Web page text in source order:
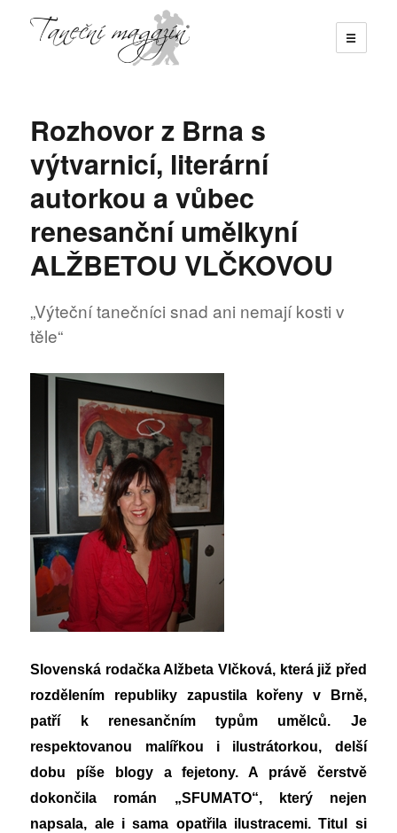
☰
Rozhovor z Brna s
výtvarnicí, literární
autorkou a vůbec
renesanční umělkyní
ALŽBETOU VLČKOVOU
„Výteční tanečníci snad ani nemají kosti v
těle“
Slovenská rodačka Alžbeta Vlčková, která již před
rozdělením republiky zapustila
kořeny v Brně,
patří k renesančním typům umělců. Je
respektovanou
malířkou i ilustrátorkou, delší
dobu píše blogy a fejetony. A právě čerstvě
dokončila román „SFUMATO“, který nejen
napsala, ale i sama opatřila ilustracemi. Titul si